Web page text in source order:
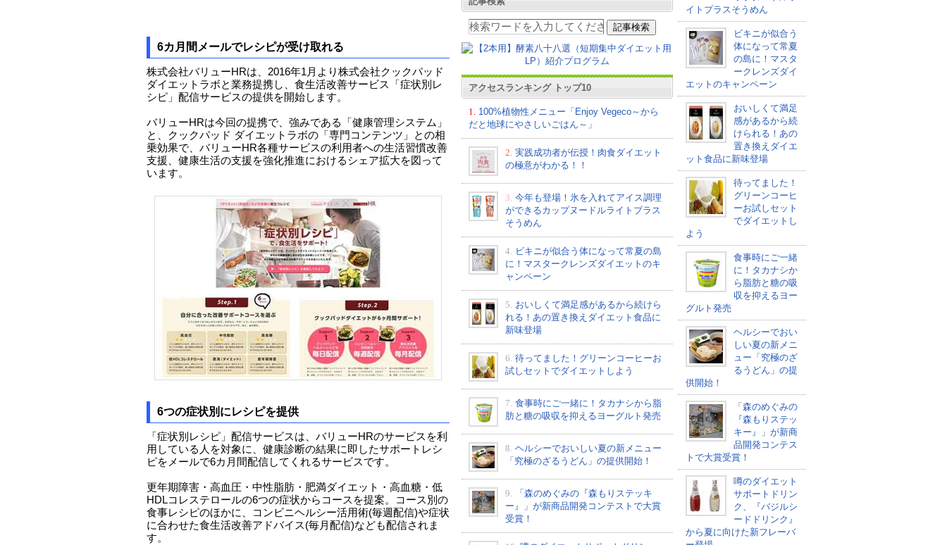
6カ月間メールでレシピが受け取れる
株式会社バリューHRは、2016年1月より株式会社クックパッド
ダイエットラボと業務提携し、食生活改善サービス「症状別レ
シピ」配信サービスの提供を開始します。
バリューHRは今回の提携で、強みである「健康管理システム」
と、クックパッド ダイエットラボの「専門コンテンツ」との相
乗効果で、バリューHR各種サービスの利用者への生活習慣改善
支援、健康生活の支援を強化推進におけるシェア拡大を図って
います。
6つの症状別にレシピを提供
「症状別レシピ」配信サービスは、バリューHRのサービスを利
用している人を対象に、健康診断の結果に即したサポートレシ
ピをメールで6カ月間配信してくれるサービスです。
更年期障害・高血圧・中性脂肪・肥満ダイエット・高血糖・低
HDLコレステロールの6つの症状からコースを提案。コース別の
食事レシピのほかに、コンビニヘルシー活用術(毎週配信)や症状
に合わせた食生活改善アドバイス(毎月配信)なども配信されま
す。
アクセスランキング トップ10
1.
100%植物性メニュー「Enjoy Vegeco～から
だと地球にやさしいごはん～」
2. 実践成功者が伝授！肉食ダイエット
の極意がわかる！！
3. 今年も登場！氷を入れてアイス調理
ができるカップヌードルライトプラス
そうめん
4.
ビキニが似合う体になって常夏の島
に！マスタークレンズダイエットのキ
ャンペーン
5. おいしくて満足感があるから続けら
れる！あの置き換えダイエット食品に
新味登場
6. 待ってました！グリーンコーヒーお
試しセットでダイエットしよう
7. 食事時にご一緒に！タカナシから脂
肪と糖の吸収を抑えるヨーグルト発売
8. ヘルシーでおいしい夏の新メニュー
「究極のざるうどん」の提供開始！
9.
「森のめぐみの『森もりステッキ
ー』」が新商品開発コンテストで大賞
受賞！
イトプラスそうめん
ビキニが似合う
体になって常夏
の島に！マスタ
ークレンズダイ
エットのキャンペーン
おいしくて満足
感があるから続
けられる！あの
置き換えダイエ
ット食品に新味登場
待ってました！
グリーンコーヒ
ーお試しセット
でダイエットし
よう
食事時にご一緒
に！タカナシか
ら脂肪と糖の吸
収を抑えるヨー
グルト発売
ヘルシーでおい
しい夏の新メニ
ュー「究極のざ
るうどん」の提
供開始！
「森のめぐみの
『森もりステッ
キー』」が新商
品開発コンテス
トで大賞受賞！
噂のダイエット
サポートドリン
ク、『バジルシ
ードドリンク』
から夏に向けた新フレーバ